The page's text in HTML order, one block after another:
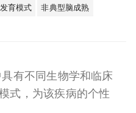
育模式 非典型脑成熟
有不同生物学和临床
式，为该疾病的个性